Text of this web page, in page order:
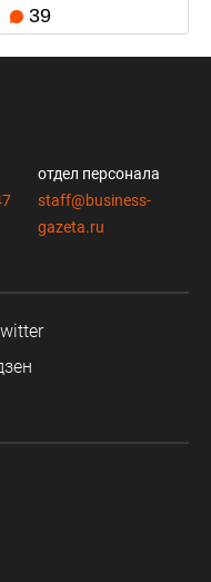
39
отдел персонала
staff@business-
gazeta.ru